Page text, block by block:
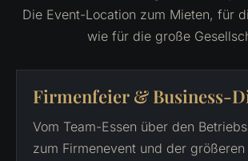
Die Event-Location zum Mieten, für
wie für die große
Firmenfeier & Business-
Vom Team-Essen über den
zum Firmenevent und der